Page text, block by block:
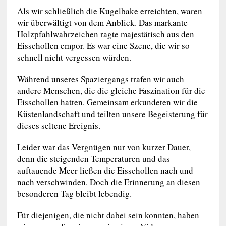
Als wir schließlich die Kugelbake erreichten, waren
wir überwältigt von dem Anblick. Das markante
Holzpfahlwahrzeichen ragte majestätisch aus den
Eisschollen empor. Es war eine Szene, die wir so
schnell nicht vergessen würden.
Während unseres Spaziergangs trafen wir auch
andere Menschen, die die gleiche Faszination für die
Eisschollen hatten. Gemeinsam erkundeten wir die
Küstenlandschaft und teilten unsere Begeisterung für
dieses seltene Ereignis.
Leider war das Vergnügen nur von kurzer Dauer,
denn die steigenden Temperaturen und das
auftauende Meer ließen die Eisschollen nach und
nach verschwinden. Doch die Erinnerung an diesen
besonderen Tag bleibt lebendig.
Für diejenigen, die nicht dabei sein konnten, haben